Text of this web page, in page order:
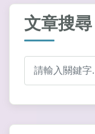
文章搜尋